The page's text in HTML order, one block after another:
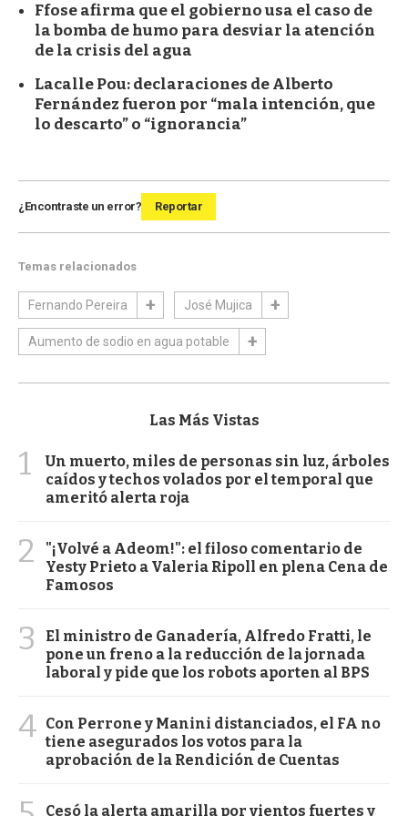
Ffose afirma que el gobierno usa el caso de
la bomba de humo para desviar la atención
de la crisis del agua
Lacalle Pou: declaraciones de Alberto
Fernández fueron por “mala intención, que
lo descarto” o “ignorancia”
¿Encontraste un error? Reportar
Temas relacionados
Fernando Pereira José Mujica
Aumento de sodio en agua potable
Las Más Vistas
1
Un muerto, miles de personas sin luz, árboles
caídos y techos volados por el temporal que
ameritó alerta roja
2
"¡Volvé a Adeom!": el filoso comentario de
Yesty Prieto a Valeria Ripoll en plena Cena de
Famosos
3
El ministro de Ganadería, Alfredo Fratti, le
pone un freno a la reducción de la jornada
laboral y pide que los robots aporten al BPS
4 Con Perrone y Manini distanciados, el FA no
tiene asegurados los votos para la
aprobación de la Rendición de Cuentas
Cesó la alerta amarilla por vientos fuertes y